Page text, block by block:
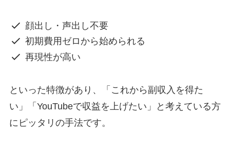
顔出し・声出し不要
初期費用ゼロから始められる
再現性が高い
といった特徴があり、「これから副収入を得た
い」「YouTubeで収益を上げたい」と考えている方
にピッタリの手法です。